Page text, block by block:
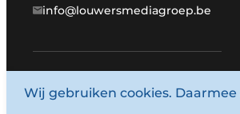
info@louwersmediagroep.be
www.louwersmediagroep.com
Wij gebruiken cookies. Daarmee